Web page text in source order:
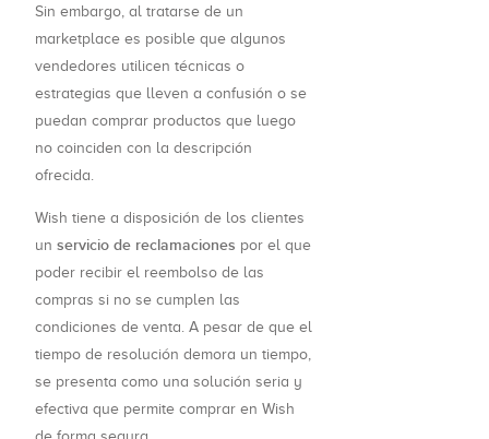
Sin embargo, al tratarse de un
marketplace es posible que algunos
vendedores utilicen técnicas o
estrategias que lleven a confusión o se
puedan comprar productos que luego
no coinciden con la descripción
ofrecida.
Wish tiene a disposición de los clientes
un servicio de reclamaciones por el que
poder recibir el reembolso de las
compras si no se cumplen las
condiciones de venta. A pesar de que el
tiempo de resolución demora un tiempo,
se presenta como una solución seria y
efectiva que permite comprar en Wish